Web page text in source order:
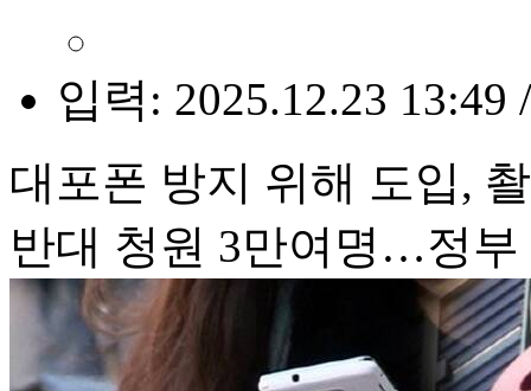
입력: 2025.12.23 13:49
대포폰 방지 위해 도입,
반대 청원 3만여명…정